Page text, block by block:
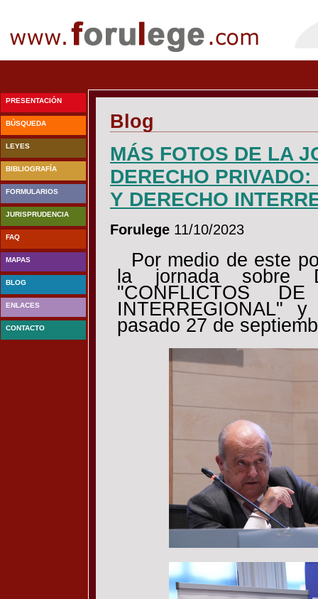
Blog
MÁS FOTOS DE LA
DERECHO
Y DERECHO
Forulege 11/10/2023
Por medio de este
la jornada sobre
"CONFLICTOS
INTERREGIONAL"
pasado 27 de
PRESENTACIÓN
BÚSQUEDA
LEYES
BIBLIOGRAFÍA
FORMULARIOS
JURISPRUDENCIA
FAQ
MAPAS
BLOG
ENLACES
CONTACTO